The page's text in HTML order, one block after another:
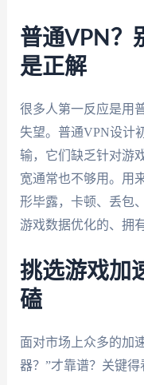
普通VPN？
是正解
很多人第一反应是用
失望。普通VPN设计
输，它们缺乏针对游
宽通常也不够用。用
形毕露，卡顿、丢包
游戏数据优化的、拥
挑选游戏加
磕
面对市场上众多的加
器？”才靠谱？关键得